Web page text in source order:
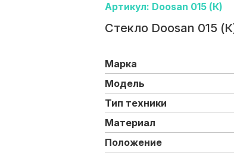
Артикул: Doosan 015 (К)
Стекло Doosan 015
Марка
Модель
Тип техники
Материал
Положение